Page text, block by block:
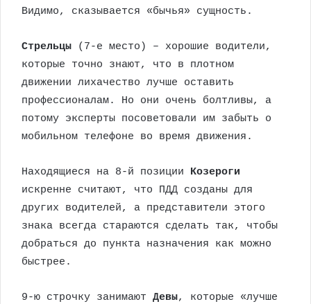
Видимо, сказывается «бычья» сущность.
Стрельцы (7-е место) – хорошие водители,
которые точно знают, что в плотном
движении лихачество лучше оставить
профессионалам. Но они очень болтливы, а
потому эксперты посоветовали им забыть о
мобильном телефоне во время движения.
Находящиеся на 8-й позиции Козероги
искренне считают, что ПДД созданы для
других водителей, а представители этого
знака всегда стараются сделать так, чтобы
добраться до пункта назначения как можно
быстрее.
9-ю строчку занимают Девы, которые «лучше